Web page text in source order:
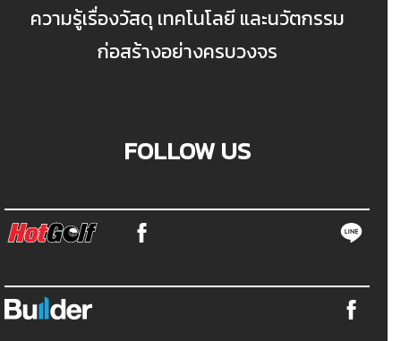
ความรู้เรื่องวัสดุ เทคโนโลยี และนวัตกรรม
ก่อสร้างอย่างครบวงจร
FOLLOW US